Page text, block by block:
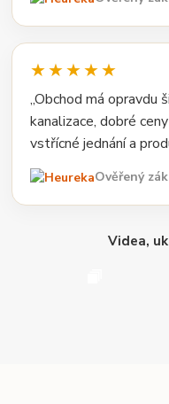
★★★★★
„Obchod má opravdu
kanalizace, dobré
vstřícné jednání a
Ověřený
Videa,